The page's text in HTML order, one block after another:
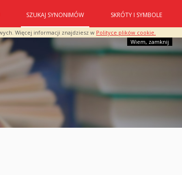
Więcej informacji znajdziesz w Polityce plików cookie.
Wiem, zamknij
SZUKAJ SYNONIMÓW SKRÓTY I SYMBOLE